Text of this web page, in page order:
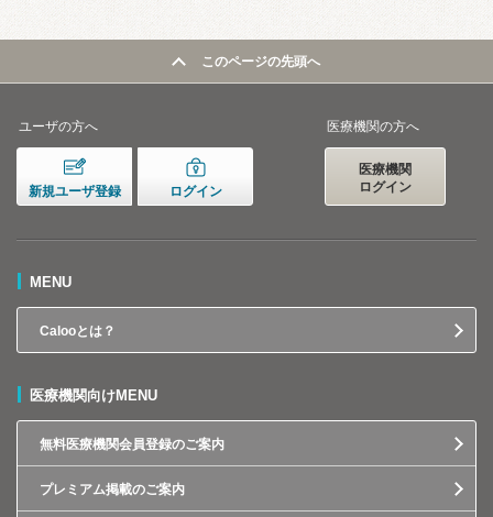
このページの先頭へ
ユーザの方へ
新規ユーザ登録 ログイン
医療機関の方へ
医療機関
ログイン
MENU
Calooとは？
医療機関向けMENU
無料医療機関会員登録のご案内
プレミアム掲載のご案内